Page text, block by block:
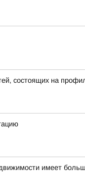
состоящих на
имеет